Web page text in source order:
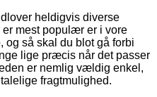
heldigvis diverse
er mest populær er i vore
og så skal du blot gå forbi
lige præcis når det passer
er nemlig vældig enkel,
fragtmulighed.